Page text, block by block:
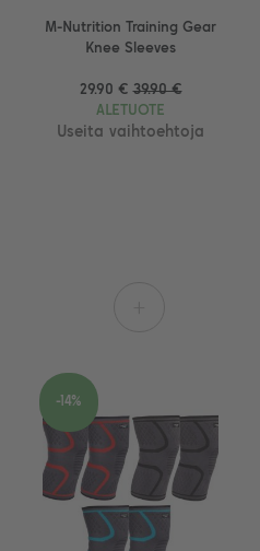
M-Nutrition Training Gear
Knee Sleeves
29.90 € 39.90 €
ALETUOTE
Useita vaihtoehtoja
-14%